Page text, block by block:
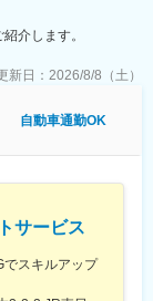
(奈良線)、野田阪神
、さくら夙川
(千光寺山)、高知
道線)、長崎駅前
人吉駅、奥武山
道)、函館アリーナ
二丁目駅、立川
保駅
介します。
新日： 2026/8/8（土）
自動車通勤OK
サービス
スキルアップ